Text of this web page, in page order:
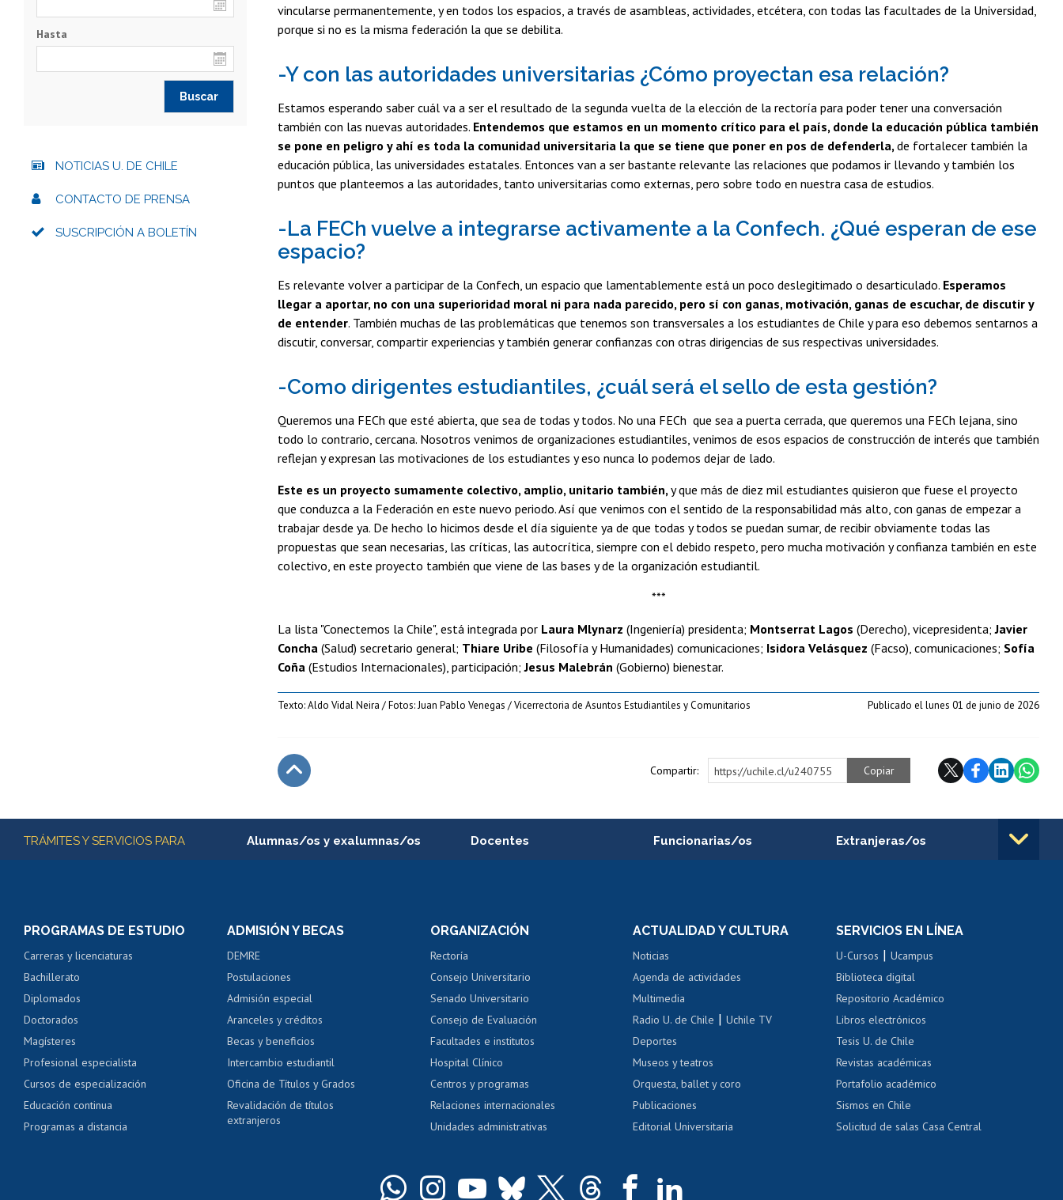
vincularse permanentemente, y en todos los espacios, a través de asambleas, actividades, etcétera, con todas las facultades de la Universidad,
porque si no es la misma federación la que se debilita.
-Y con las autoridades universitarias ¿Cómo proyectan esa relación?
Estamos esperando saber cuál va a ser el resultado de la segunda vuelta de la elección de la rectoría para poder tener una conversación
también con las nuevas autoridades. Entendemos que estamos en un momento crítico para el país, donde la educación pública también
se pone en peligro y ahí es toda la comunidad universitaria la que se tiene que poner en pos de defenderla, de fortalecer también la
educación pública, las universidades estatales. Entonces van a ser bastante relevante las relaciones que podamos ir llevando y también los
puntos que planteemos a las autoridades, tanto universitarias como externas, pero sobre todo en nuestra casa de estudios.
-La FECh vuelve a integrarse activamente a la Confech. ¿Qué esperan de ese
espacio?
Es relevante volver a participar de la Confech, un espacio que lamentablemente está un poco deslegitimado o desarticulado. Esperamos
llegar a aportar, no con una superioridad moral ni para nada parecido, pero sí con ganas, motivación, ganas de escuchar, de discutir y
de entender. También muchas de las problemáticas que tenemos son transversales a los estudiantes de Chile y para eso debemos sentarnos a
discutir, conversar, compartir experiencias y también generar confianzas con otras dirigencias de sus respectivas universidades.
-Como dirigentes estudiantiles, ¿cuál será el sello de esta gestión?
Queremos una FECh que esté abierta, que sea de todas y todos. No una FECh que sea a puerta cerrada, que queremos una FECh lejana, sino
todo lo contrario, cercana. Nosotros venimos de organizaciones estudiantiles, venimos de esos espacios de construcción de interés que también
reflejan y expresan las motivaciones de los estudiantes y eso nunca lo podemos dejar de lado.
Este es un proyecto sumamente colectivo, amplio, unitario también, y que más de diez mil estudiantes quisieron que fuese el proyecto
que conduzca a la Federación en este nuevo periodo. Así que venimos con el sentido de la responsabilidad más alto, con ganas de empezar a
trabajar desde ya. De hecho lo hicimos desde el día siguiente ya de que todas y todos se puedan sumar, de recibir obviamente todas las
propuestas que sean necesarias, las críticas, las autocrítica, siempre con el debido respeto, pero mucha motivación y confianza también en este
colectivo, en este proyecto también que viene de las bases y de la organización estudiantil.
***
La lista "Conectemos la Chile", está integrada por Laura Mlynarz (Ingeniería) presidenta; Montserrat Lagos (Derecho), vicepresidenta;Javier
Concha (Salud) secretario general; Thiare Uribe (Filosofía y Humanidades) comunicaciones; Isidora Velásquez (Facso), comunicaciones; Sofía
Coña (Estudios Internacionales), participación;Jesus Malebrán (Gobierno) bienestar.
Texto: Aldo Vidal Neira / Fotos: Juan Pablo Venegas / Vicerrectoria de Asuntos Estudiantiles y Comunitarios Publicado el lunes 01 de junio de 2026
Compartir: https://uchile.cl/u240755 Copiar
Hasta
NOTICIAS U. DE CHILE
CONTACTO DE PRENSA
SUSCRIPCIÓN A BOLETÍN
Más información
TRÁMITES Y SERVICIOS PARA Alumnas/os y exalumnas/os
Consulta y certificado de notas
Servicio médico y dental
Pago de arancel y crédito alumnos
Pago de arancel y crédito exalumnos
Certificado de títulos y grados
Docentes
Perfeccionamiento
Evaluación docente
Calificación académica
Postulación al AUCAI
Funcionarias/os
Portal de movilidad interna
Certificado de renta
Certificado de renta
Gestión de correo uchile
Extranjeras/os
Movilidad Estudiantil
Cursos de español
Acoso laboral, sexual y violencia
PROGRAMAS DE ESTUDIO
Carreras y licenciaturas
Bachillerato
Diplomados
Doctorados
Magísteres
Profesional especialista
Cursos de especialización
Educación continua
Programas a distancia
ADMISIÓN Y BECAS
DEMRE
Postulaciones
Admisión especial
Aranceles y créditos
Becas y beneficios
Intercambio estudiantil
Oficina de Títulos y Grados
Revalidación de títulos
extranjeros
ORGANIZACIÓN
Rectoría
Consejo Universitario
Senado Universitario
Consejo de Evaluación
Facultades e institutos
Hospital Clínico
Centros y programas
Relaciones internacionales
Unidades administrativas
ACTUALIDAD Y CULTURA
Noticias
Agenda de actividades
Multimedia
Radio U. de Chile |Uchile TV
Deportes
Museos y teatros
Orquesta, ballet y coro
Publicaciones
Editorial Universitaria
SERVICIOS EN LÍNEA
U-Cursos |Ucampus
Biblioteca digital
Repositorio Académico
Libros electrónicos
Tesis U. de Chile
Revistas académicas
Portafolio académico
Sismos en Chile
Solicitud de salas Casa Central